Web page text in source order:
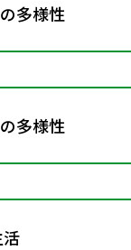
多様性
多様性